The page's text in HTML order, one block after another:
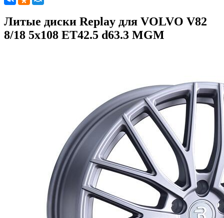
Литые диски Replay для VOLVO V82
8/18 5x108 ET42.5 d63.3 MGM